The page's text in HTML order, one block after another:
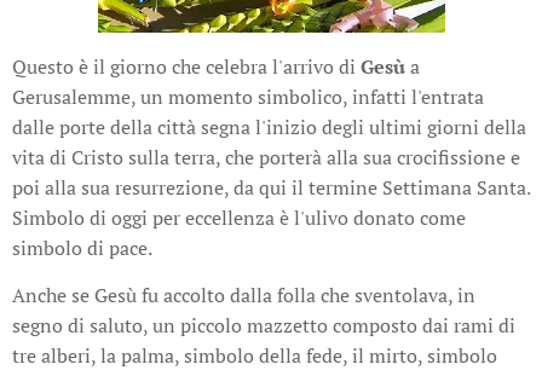
Questo è il giorno che celebra l'arrivo di Gesùa
Gerusalemme, un momento simbolico, infatti l'entrata
dalle porte della città segna l'inizio degli ultimi giorni della
vita di Cristo sulla terra, che porterà alla sua crocifissione e
poi alla sua resurrezione, da qui il termine Settimana Santa.
Simbolo di oggi per eccellenza è l'ulivo donato come
simbolo di pace.
Anche se Gesù fu accolto dalla folla che sventolava, in
segno di saluto, un piccolo mazzetto composto dai rami di
tre alberi, la palma, simbolo della fede, il mirto, simbolo